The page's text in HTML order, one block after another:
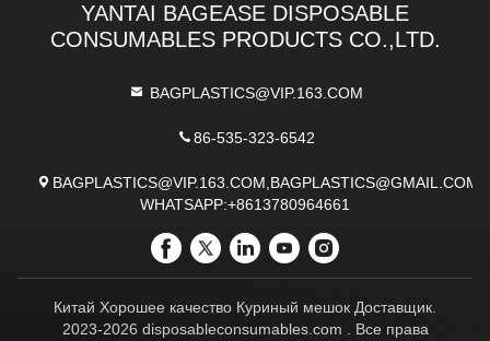
YANTAI BAGEASE DISPOSABLE
CONSUMABLES PRODUCTS CO.,LTD.
BAGPLASTICS@VIP.163.COM
86-535-323-6542
BAGPLASTICS@VIP.163.COM,BAGPLASTICS@GMAIL.COM
WHATSAPP:+8613780964661
Китай Хорошее качество Куриный мешок Доставщик.
2023-2026 disposableconsumables.com . Все права